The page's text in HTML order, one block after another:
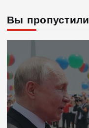
Вы пропустили